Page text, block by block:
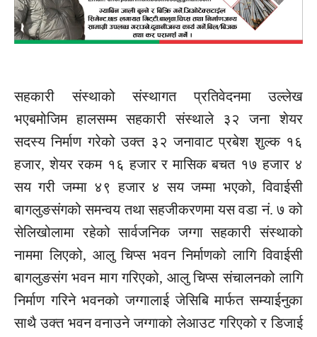
सहकारी संस्थाको संस्थागत प्रतिवेदनमा उल्लेख
भएबमोजिम हालसम्म सहकारी संस्थाले ३२ जना शेयर
सदस्य निर्माण गरेको उक्त ३२जनावाट प्रबेशशुल्क १६
हजार, शेयर रकम १६ हजार र मासिक बचत १७ हजार ४
सय गरी जम्मा ४९ हजार ४ सय जम्मा भएको,विवाईसी
बागलुङसंगकोसमन्वय तथासहजीकरणमायस वडा नं. ७ को
सेलिखोलामा रहेको सार्वजनिक जग्गा सहकारी संस्थाको
नाममा लिएको, आलु चिप्स भवन निर्माणको लागिविवाईसी
बागलुङसंगभवन माग गरिएको, आलु चिप्ससंचालनकोलागि
निर्माण गरिने भवनको जग्गालाईजेसिबिमार्फतसम्याईनुका
साथै उक्त भवनवनाउनेजग्गाको लेआउट गरिएको रडिजाई